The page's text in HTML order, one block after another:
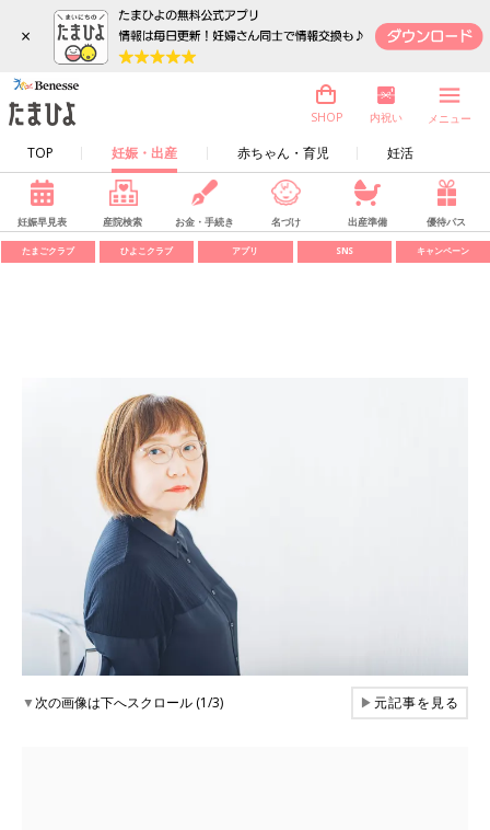
×
TOP 妊娠・出産 赤ちゃん・育児 妊活
SHOP 内祝い メニュー
妊娠早見表 産院検索 お金・手続き 名づけ 出産準備 優待パス
たまごクラブ ひよこクラブ アプリ SNS キャンペーン
▼次の画像は下へスクロール (1/3) ▶元記事を見る